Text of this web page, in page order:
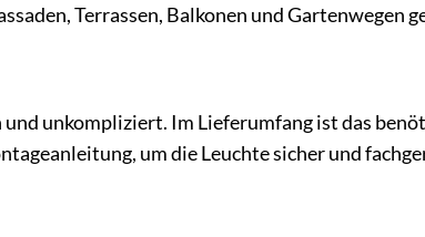
Terrassen, Balkonen und Gartenwegen
und unkompliziert. Im Lieferumfang ist das
um die Leuchte sicher und